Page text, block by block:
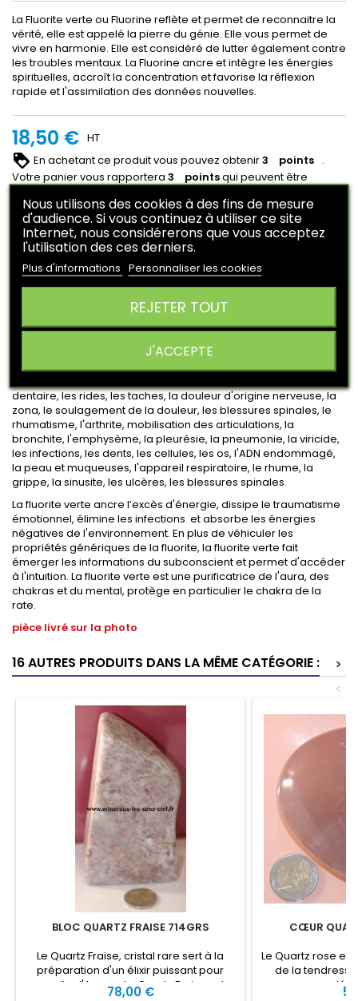
La Fluorite verte ou Fluorine reflète et permet de reconnaitre la
vérité, elle est appelé la pierre du génie. Elle vous permet de
vivre en harmonie. Elle est considéré de lutter également contre
les troubles mentaux. La Fluorine ancre et intègre les énergies
spirituelles, accroît la concentration et favorise la réflexion
rapide et l'assimilation des données nouvelles.
18,50 € HT
En achetant ce produit vous pouvez obtenir3 points .
Votre panier vous rapportera 3 pointsqui peuvent être
Quantité  Ajouter au panier
Derniers articles en stock
DÉTAILS DU PRODUIT
coordination, la confiance en soi, la timidité, l'inquiétude, le
centrage, la concentration, les affections psychosomatiques,
dentaire, les rides, les taches, la douleur d'origine nerveuse, la
zona, le soulagement de la douleur, les blessures spinales, le
rhumatisme, l'arthrite, mobilisation des articulations, la
bronchite, l'emphysème, la pleurésie, la pneumonie, la viricide,
les infections, les dents, les cellules, les os, l'ADN endommagé,
la peau et muqueuses, l'appareil respiratoire, le rhume, la
grippe, la sinusite, les ulcères, les blessures spinales.
La fluorite verte ancre l’excès d'énergie, dissipe le traumatisme
émotionnel, élimine les infections et absorbe les énergies
négatives de l'environnement. En plus de véhiculer les
propriétés génériques de la fluorite, la fluorite verte fait
émerger les informations du subconscient et permet d'accéder
à l'intuition. La fluorite verte est une purificatrice de l'aura, des
chakras et du mental, protège en particulier le chakra de la
rate.
pièce livré sur la photo
16 AUTRES PRODUITS DANS LA MÊME CATÉGORIE :
>
<
BLOC QUARTZ FRAISE 714GRS
Le Quartz Fraise, cristal rare sert à la
préparation d'un élixir puissant pour
susciter l'Amour. Le Quartz Fraise est
Prix
78,00 €
CŒUR
Le Quartz rose
de la
recommandé
Nous utilisons des cookies à des fins de mesure
d'audience. Si vous continuez à utiliser ce site
Internet, nous considérerons que vous acceptez
l'utilisation des ces derniers.
Plus d'informations Personnaliser les cookies
REJETER TOUT
J'ACCEPTE